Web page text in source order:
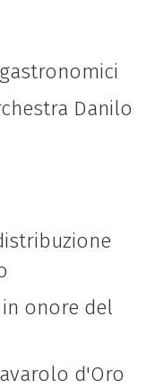
Danilo
in onore del
d'Oro